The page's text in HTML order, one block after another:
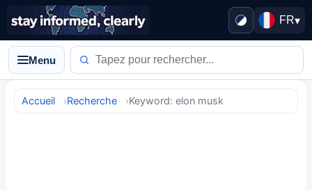
FR▾
Menu
Accueil Recherche Keyword: elon musk